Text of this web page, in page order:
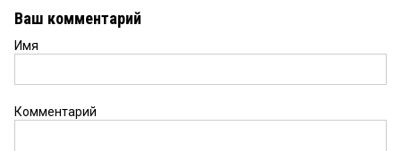
Ваш комментарий
Имя
Комментарий